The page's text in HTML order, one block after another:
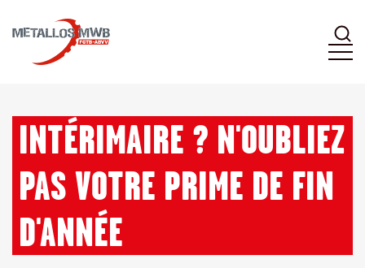
INTÉRIMAIRE ? N'OUBLIEZ
PAS VOTRE PRIME DE FIN
D'ANNÉE